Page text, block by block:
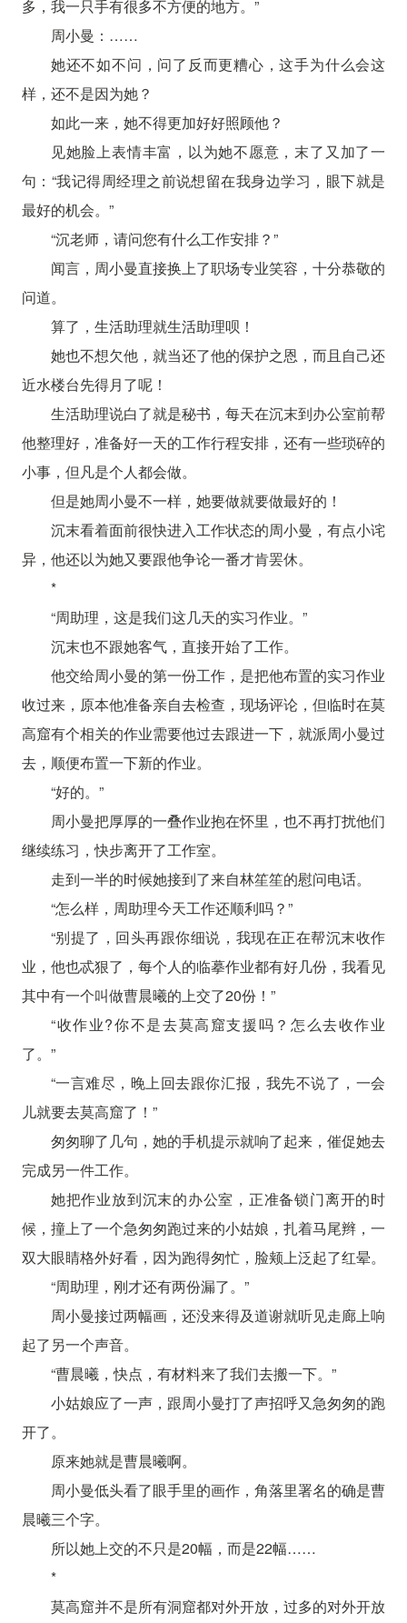
多，我一只手有很多不方便的地方。”
周小曼：……
她还不如不问，问了反而更糟心，这手为什么会这
样，还不是因为她？
如此一来，她不得更加好好照顾他？
见她脸上表情丰富，以为她不愿意，末了又加了一
句：“我记得周经理之前说想留在我身边学习，眼下就是
最好的机会。”
“沉老师，请问您有什么工作安排？”
闻言，周小曼直接换上了职场专业笑容，十分恭敬的
问道。
算了，生活助理就生活助理呗！
她也不想欠他，就当还了他的保护之恩，而且自己还
近水楼台先得月了呢！
生活助理说白了就是秘书，每天在沉末到办公室前帮
他整理好，准备好一天的工作行程安排，还有一些琐碎的
小事，但凡是个人都会做。
但是她周小曼不一样，她要做就要做最好的！
沉末看着面前很快进入工作状态的周小曼，有点小诧
异，他还以为她又要跟他争论一番才肯罢休。
*
“周助理，这是我们这几天的实习作业。”
沉末也不跟她客气，直接开始了工作。
他交给周小曼的第一份工作，是把他布置的实习作业
收过来，原本他准备亲自去检查，现场评论，但临时在莫
高窟有个相关的作业需要他过去跟进一下，就派周小曼过
去，顺便布置一下新的作业。
“好的。”
周小曼把厚厚的一叠作业抱在怀里，也不再打扰他们
继续练习，快步离开了工作室。
走到一半的时候她接到了来自林笙笙的慰问电话。
“怎么样，周助理今天工作还顺利吗？”
“别提了，回头再跟你细说，我现在正在帮沉末收作
业，他也忒狠了，每个人的临摹作业都有好几份，我看见
其中有一个叫做曹晨曦的上交了20份！”
“收作业?你不是去莫高窟支援吗？怎么去收作业
了。”
“一言难尽，晚上回去跟你汇报，我先不说了，一会
儿就要去莫高窟了！”
匆匆聊了几句，她的手机提示就响了起来，催促她去
完成另一件工作。
她把作业放到沉末的办公室，正准备锁门离开的时
候，撞上了一个急匆匆跑过来的小姑娘，扎着马尾辫，一
双大眼睛格外好看，因为跑得匆忙，脸颊上泛起了红晕。
“周助理，刚才还有两份漏了。”
周小曼接过两幅画，还没来得及道谢就听见走廊上响
起了另一个声音。
“曹晨曦，快点，有材料来了我们去搬一下。”
小姑娘应了一声，跟周小曼打了声招呼又急匆匆的跑
开了。
原来她就是曹晨曦啊。
周小曼低头看了眼手里的画作，角落里署名的确是曹
晨曦三个字。
所以她上交的不只是20幅，而是22幅……
*
莫高窟并不是所有洞窟都对外开放，过多的对外开放